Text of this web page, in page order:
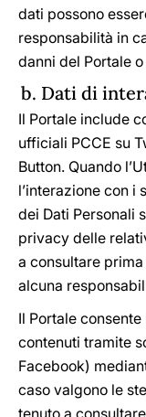
dati possono
responsabilità in
danni del Portale
b. Dati di
Il Portale include
ufficiali PCCE su
Button. Quando
l’interazione con i
dei Dati Personali
privacy delle
a consultare prima
alcuna
Il Portale
contenuti tramite
Facebook)
caso valgono le
tenuto a